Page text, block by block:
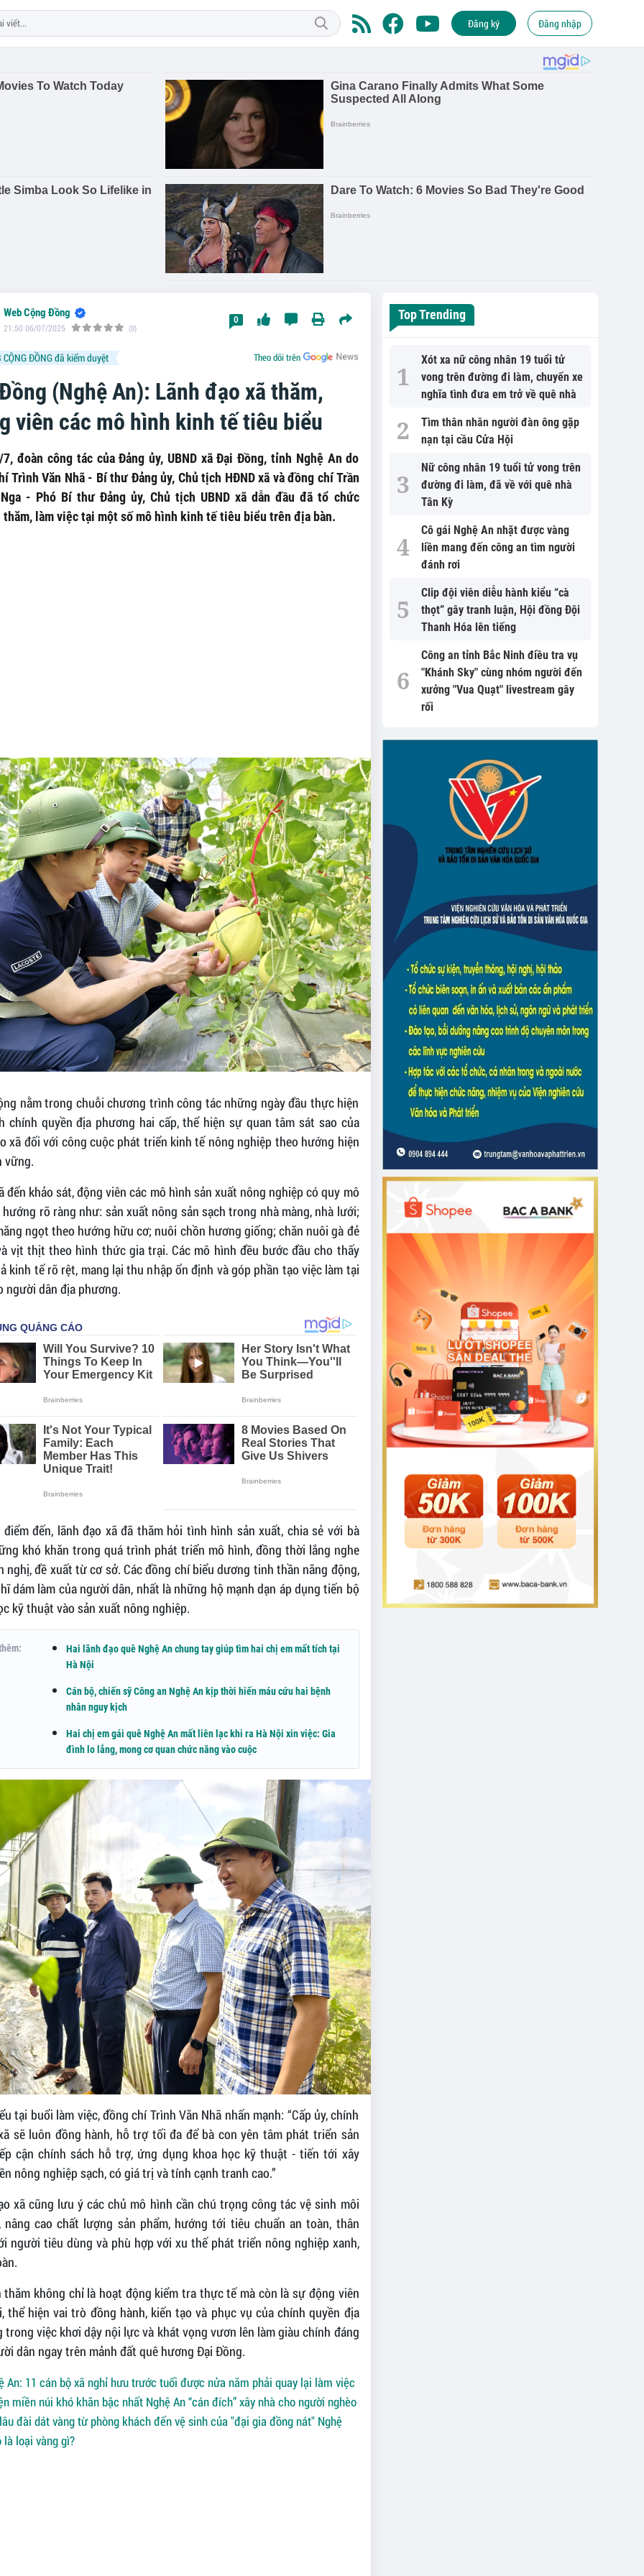
Đăng ký Đăng nhập
(Nghệ An): Lãnh đạo xã thăm,
viên các mô hình kinh tế tiêu biểu
7, đoàn công tác của Đảng ủy, UBND xã Đại Đồng, tỉnh Nghệ An do
Trình Văn Nhã - Bí thư Đảng ủy, Chủ tịch HĐND xã và đồng chí Trần
- Phó Bí thư Đảng ủy, Chủ tịch UBND xã dẫn đầu đã tổ chức
thăm, làm việc tại một số mô hình kinh tế tiêu biểu trên địa bàn.
Web Cộng Đồng
21:50 06/07/2025 (0)
0
Theo dõi trên
CỘNG ĐỒNG đã kiểm duyệt
nằm trong chuỗi chương trình công tác những ngày đầu thực hiện
chính quyền địa phương hai cấp, thể hiện sự quan tâm sát sao của
xã đối với công cuộc phát triển kinh tế nông nghiệp theo hướng hiện
vững.
đến khảo sát, động viên các mô hình sản xuất nông nghiệp có quy mô
rõ ràng như: sản xuất nông sản sạch trong nhà màng, nhà lưới;
ngọt theo hướng hữu cơ; nuôi chồn hương giống; chăn nuôi gà đẻ
vịt thịt theo hình thức gia trại. Các mô hình đều bước đầu cho thấy
kinh tế rõ rệt, mang lại thu nhập ổn định và góp phần tạo việc làm tại
người dân địa phương.
điểm đến, lãnh đạo xã đã thăm hỏi tình hình sản xuất, chia sẻ với bà
khó khăn trong quá trình phát triển mô hình, đồng thời lắng nghe
nghị, đề xuất từ cơ sở. Các đồng chí biểu dương tinh thần năng động,
dám làm của người dân, nhất là những hộ mạnh dạn áp dụng tiến bộ
kỹ thuật vào sản xuất nông nghiệp.
Hai lãnh đạo quê Nghệ An chung tay giúp tìm hai chị em mất tích tại
Hà Nội
Cán bộ, chiến sỹ Công an Nghệ An kịp thời hiến máu cứu hai bệnh
nhân nguy kịch
Hai chị em gái quê Nghệ An mất liên lạc khi ra Hà Nội xin việc: Gia
đình lo lắng, mong cơ quan chức năng vào cuộc
tại buổi làm việc, đồng chí Trình Văn Nhã nhấn mạnh: “Cấp ủy, chính
sẽ luôn đồng hành, hỗ trợ tối đa để bà con yên tâm phát triển sản
cận chính sách hỗ trợ, ứng dụng khoa học kỹ thuật - tiến tới xây
nông nghiệp sạch, có giá trị và tính cạnh tranh cao.”
xã cũng lưu ý các chủ mô hình cần chú trọng công tác vệ sinh môi
nâng cao chất lượng sản phẩm, hướng tới tiêu chuẩn an toàn, thân
người tiêu dùng và phù hợp với xu thế phát triển nông nghiệp xanh,
thăm không chỉ là hoạt động kiểm tra thực tế mà còn là sự động viên
thể hiện vai trò đồng hành, kiến tạo và phục vụ của chính quyền địa
trong việc khơi dậy nội lực và khát vọng vươn lên làm giàu chính đáng
dân ngay trên mảnh đất quê hương Đại Đồng.
An: 11 cán bộ xã nghỉ hưu trước tuổi được nửa năm phải quay lại làm việc
miền núi khó khăn bậc nhất Nghệ An “cán đích” xây nhà cho người nghèo
đài dát vàng từ phòng khách đến vệ sinh của "đại gia đồng nát" Nghệ
là loại vàng gì?
Top Trending
Xót xa nữ công nhân 19 tuổi tử
vong trên đường đi làm, chuyến xe
nghĩa tình đưa em trở về quê nhà
Tìm thân nhân người đàn ông gặp
nạn tại cầu Cửa Hội
Nữ công nhân 19 tuổi tử vong trên
đường đi làm, đã về với quê nhà
Tân Kỳ
Cô gái Nghệ An nhặt được vàng
liền mang đến công an tìm người
đánh rơi
Clip đội viên diễu hành kiểu “cà
thọt” gây tranh luận, Hội đồng Đội
Thanh Hóa lên tiếng
Công an tỉnh Bắc Ninh điều tra vụ
"Khánh Sky" cùng nhóm người đến
xưởng "Vua Quạt" livestream gây
rối